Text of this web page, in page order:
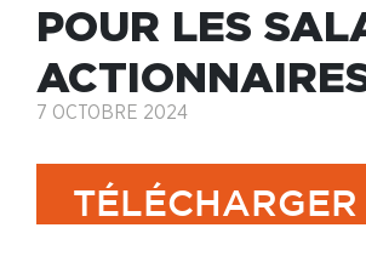
POUR LES
7 OCTOBRE 2024
TÉLÉCHARGER